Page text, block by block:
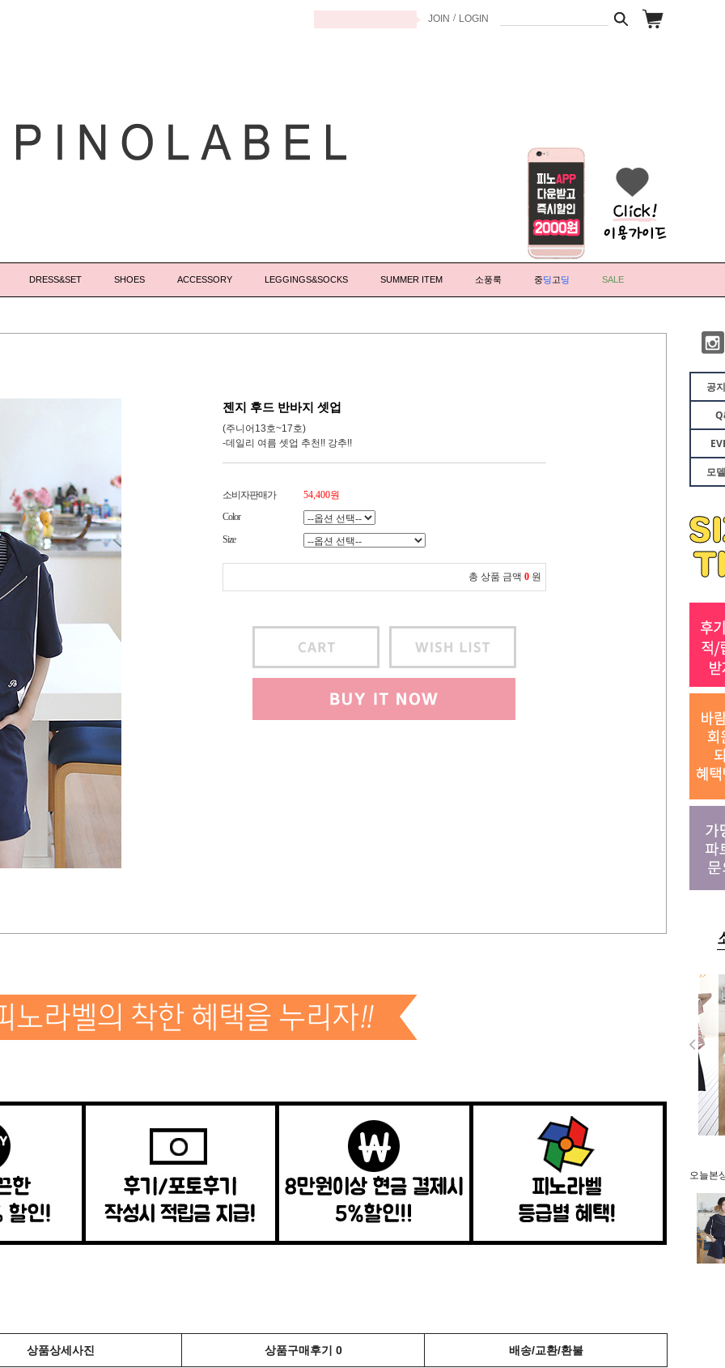
JOIN / LOGIN
공
모
오늘본
DRESS&SET SHOES ACCESSORY LEGGINGS&SOCKS SUMMER ITEM 소풍룩 중딩고딩 SALE
젠지 후드 반바지 셋업
(주니어13호~17호)
-데일리 여름 셋업 추천!! 강추!!
소비자판매가
54,400원
Color
Size
총 상품 금액 0 원
상품상세사진 상품구매후기 0 배송/교환/환불